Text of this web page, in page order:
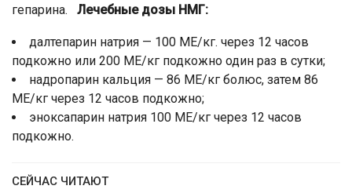
гепарина. Лечебные дозы НМГ:
далтепарин натрия — 100 МЕ/кг. через 12 часов
подкожно или 200 МЕ/кг подкожно один раз в сутки;
надропарин кальция — 86 МЕ/кг болюс, затем 86
МЕ/кг через 12 часов подкожно;
эноксапарин натрия 100 МЕ/кг через 12 часов
подкожно.
СЕЙЧАС ЧИТАЮТ